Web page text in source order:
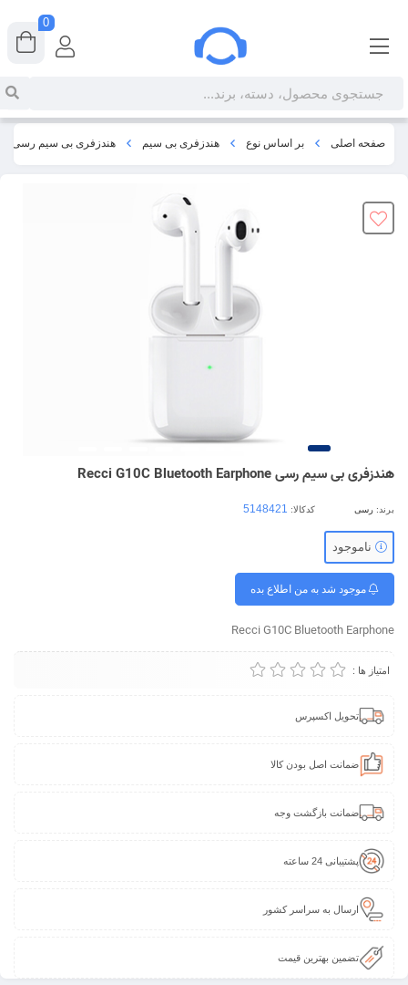
صفحه اصلی بر اساس نوع هندزفری بی سیم هندزفری بی سیم رسی Recci G10C Bluetooth Earphone
هندزفری بی سیم رسی Recci G10C Bluetooth Earphone
برند: رسی کدکالا:
ناموجود
موجود شد به من اطلاع بده
Recci G10C Bluetooth Earphone
امتیاز ها :
تحویل اکسپرس
ضمانت اصل بودن کالا
ضمانت بازگشت وجه
پشتیبانی 24 ساعته
ارسال به سراسر کشور
تضمین بهترین قیمت
0